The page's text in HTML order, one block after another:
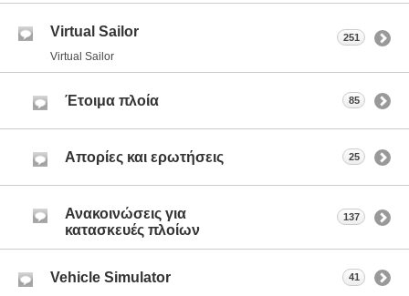
Virtual Sailor
Virtual Sailor
251
Έτοιμα πλοία 85
Απορίες και ερωτήσεις 25
Ανακοινώσεις για
κατασκευές πλοίων
137
Vehicle Simulator 41